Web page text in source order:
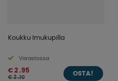
Koukku Imukupilla
Varastossa
€ 2 .95
€ 3 .10
OSTA!